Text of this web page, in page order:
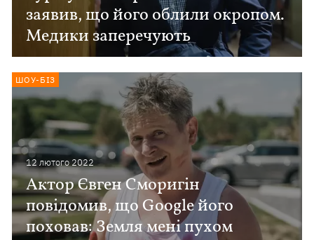
заявив, що його облили окропом.
Медики заперечують
12 лютого 2022
Актор Євген Сморигін
повідомив, що Google його
поховав: Земля мені пухом
ШОУ-БІЗ